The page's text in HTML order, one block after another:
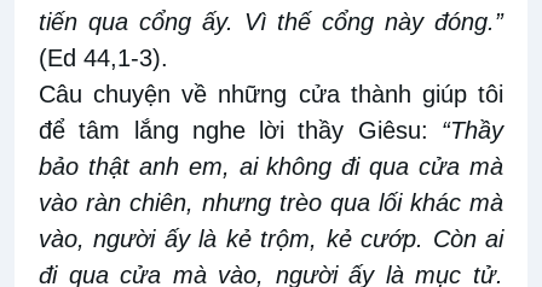
tiến qua cổng ấy. Vì thế cổng này đóng.”
(Ed 44,1-3).
Câu chuyện về những cửa thành giúp tôi
để tâm lắng nghe lời thầy Giêsu: “Thầy
bảo thật anh em, ai không đi qua cửa mà
vào ràn chiên, nhưng trèo qua lối khác mà
vào, người ấy là kẻ trộm, kẻ cướp. Còn ai
đi qua cửa mà vào, người ấy là mục tử.